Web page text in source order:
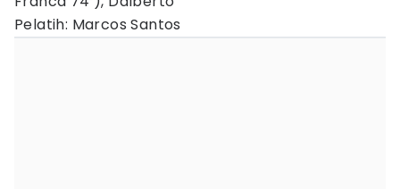
Pelatih: Marcos Santos